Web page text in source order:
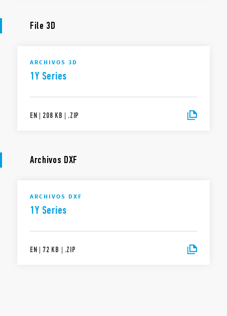
File 3D
ARCHIVOS 3D
1Y Series
EN | 208 KB | .ZIP
Archivos DXF
ARCHIVOS DXF
1Y Series
EN | 72 KB | .ZIP